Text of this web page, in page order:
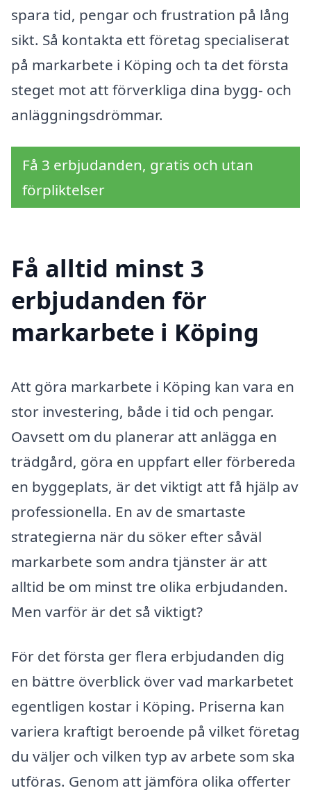
spara tid, pengar och frustration på lång
sikt. Så kontakta ett företag specialiserat
på markarbete i Köping och ta det första
steget mot att förverkliga dina bygg- och
anläggningsdrömmar.
Få 3 erbjudanden, gratis och utan
förpliktelser
Få alltid minst 3
erbjudanden för
markarbete i Köping
Att göra markarbete i Köping kan vara en
stor investering, både i tid och pengar.
Oavsett om du planerar att anlägga en
trädgård, göra en uppfart eller förbereda
en byggeplats, är det viktigt att få hjälp av
professionella. En av de smartaste
strategierna när du söker efter såväl
markarbete som andra tjänster är att
alltid be om minst tre olika erbjudanden.
Men varför är det så viktigt?
För det första ger flera erbjudanden dig
en bättre överblick över vad markarbetet
egentligen kostar i Köping. Priserna kan
variera kraftigt beroende på vilket företag
du väljer och vilken typ av arbete som ska
utföras. Genom att jämföra olika offerter